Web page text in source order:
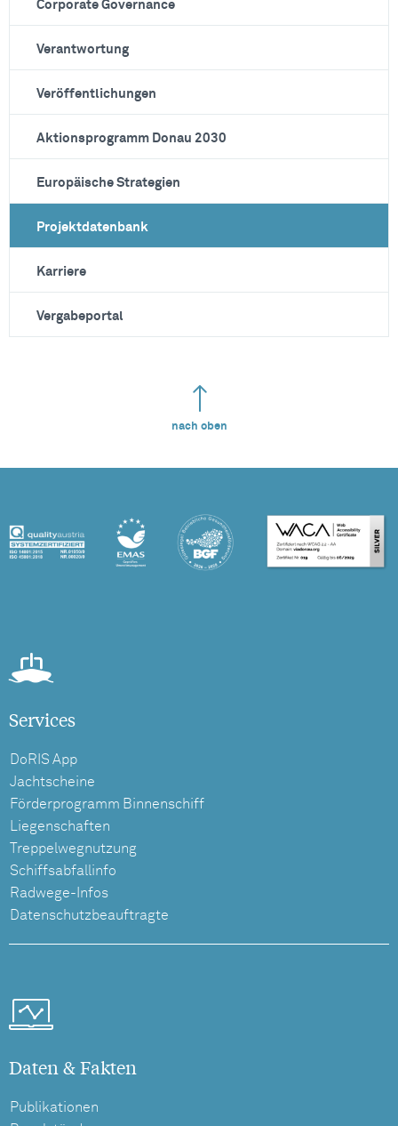
Corporate Governance
Verantwortung
Veröffentlichungen
Aktionsprogramm Donau 2030
Europäische Strategien
Projektdatenbank
Karriere
Vergabeportal
nach oben
Services
DoRIS App
Jachtscheine
Förderprogramm Binnenschiff
Liegenschaften
Treppelwegnutzung
Schiffsabfallinfo
Radwege-Infos
Datenschutzbeauftragte
Daten & Fakten
Publikationen